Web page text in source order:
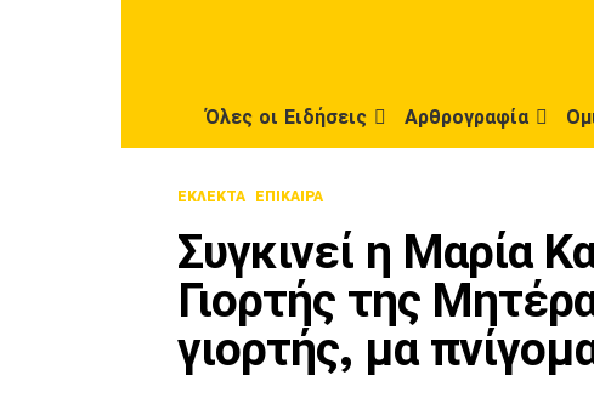
Όλες οι Ειδήσεις Αρθρογραφία
ΕΚΛΕΚΤΆ ΕΠΊΚΑΙΡΑ
Συγκινεί η Μαρία
Γιορτής της
γιορτής, μα